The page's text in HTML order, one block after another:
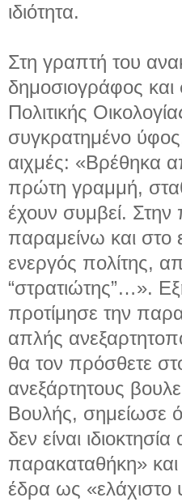
ιδιότητα.
Στη γραπτή του
δημοσιογράφος και
Πολιτικής
συγκρατημένο
αιχμές: «Βρέθηκα
πρώτη γραμμή,
έχουν συμβεί.
παραμείνω και στο
ενεργός πολίτης,
“στρατιώτης”…».
προτίμησε την
απλής
θα τον πρόσθετε
ανεξάρτητους
Βουλής, σημείωσε
δεν είναι
παρακαταθήκη» και
έδρα ως «ελάχιστο